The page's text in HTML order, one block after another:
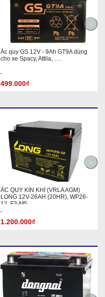
Ắc quy GS 12V - 9Ah GT9A dùng
cho xe Spacy, Attila, ….
499.000₫
›
ẮC QUY KÍN KHÍ (VRLA AGM)
LONG 12V-26AH (20HR), WP26-
12, F3-M5
1.200.000₫
›